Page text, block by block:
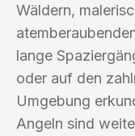
Wäldern,
lange
oder auf den
Umgebung
Angeln sind